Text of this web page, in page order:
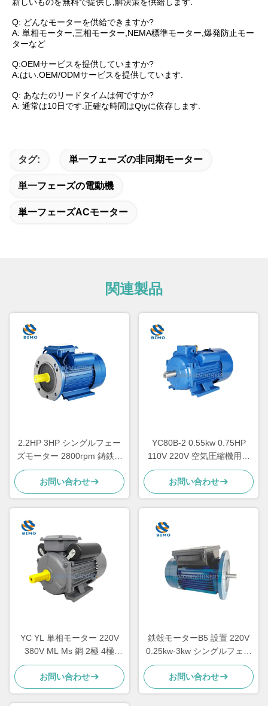
Q: どんなモーターを供給できますか?
A: 単相モーター,三相モーター,NEMA標準モーター,爆発防止モー
ターなど
Q:OEMサービスを提供していますか?
A:はい.OEM/ODMサービスを提供しています.
Q: あなたのリードタイムは何ですか?
A: 通常は10日です.正確な時間はQtyに依存します.
タグ: 単一フェーズの非同期モーター
単一フェーズの電動機
単一フェーズACモーター
関連製品
2.2HP 3HP シングルフェー
ズモーター 2800rpm 鋳鉄キ
ャッシングコンデンサター
スタートモーター CSR
お問い合わせ
YC80B-2 0.55kw 0.75HP
110V 220V 空気圧縮機用単
相電機
お問い合わせ
YC YL 単相モーター 220V
380V ML Ms 銅 2極 4極
2.2kw 1.5kw 1.1kw 0.75kw
3kw
お問い合わせ
鉄殻モーターB5 設置 220V
0.25kw-3kw シングルフェー
ズアシンクロンモーター
お問い合わせ